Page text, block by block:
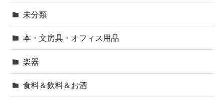
未分類
本・文房具・オフィス用品
楽器
食料＆飲料＆お酒